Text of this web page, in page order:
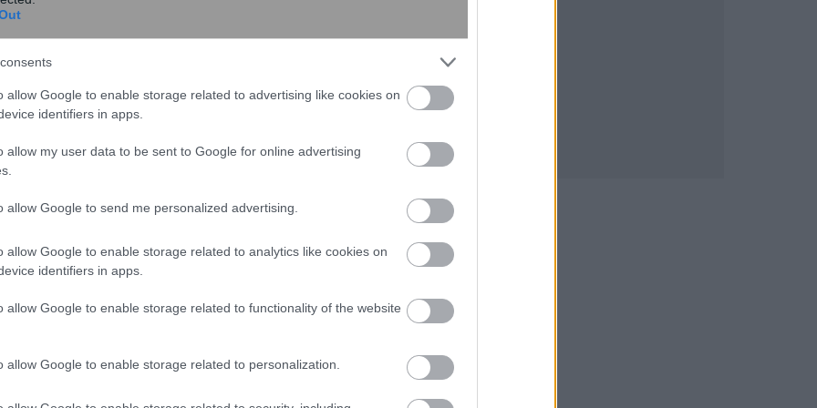
allow Google to enable storage related to advertising like cookies on
identifiers in apps.
allow my user data to be sent to Google for online advertising
allow Google to send me personalized advertising.
allow Google to enable storage related to analytics like cookies on
identifiers in apps.
allow Google to enable storage related to functionality of the website
allow Google to enable storage related to personalization.
σχολίασε και εσύ
Google Newsκαι μάθετε πρώτοι όλες τις ειδήσεις
την Ελλάδα και τον Κόσμο στο
λάβουν νωρίτερα τις προκαταβολές